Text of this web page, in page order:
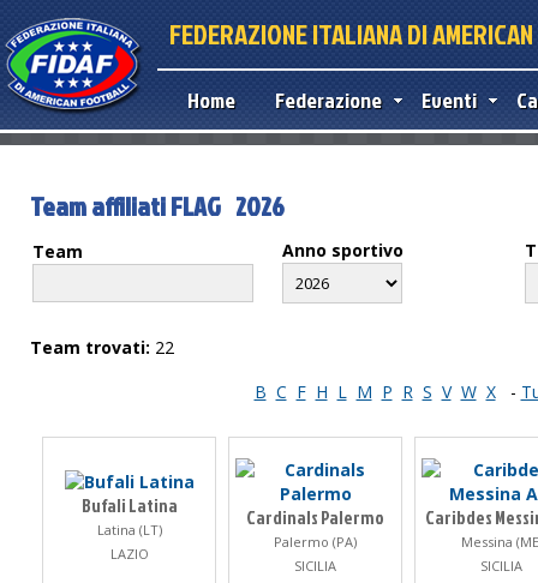
FEDERAZIONE ITALIANA DI
Home Federazione Eventi
Team affiliati FLAG 2026
Team Anno sportivo
Team trovati: 22
B C F H L M P R S V W X-
Bufali Latina
Latina (LT)
LAZIO
Cardinals Palermo
Palermo (PA)
SICILIA
Caribdes
Messina
SICILIA